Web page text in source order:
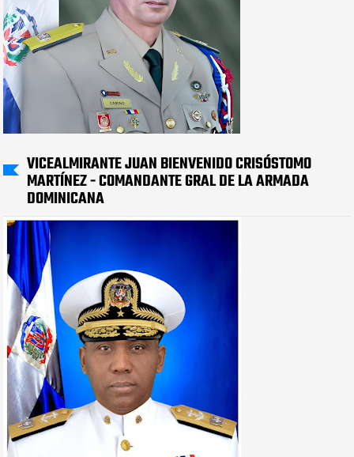
VICEALMIRANTE JUAN BIENVENIDO CRISÓSTOMO
MARTÍNEZ - COMANDANTE GRAL DE LA ARMADA
DOMINICANA